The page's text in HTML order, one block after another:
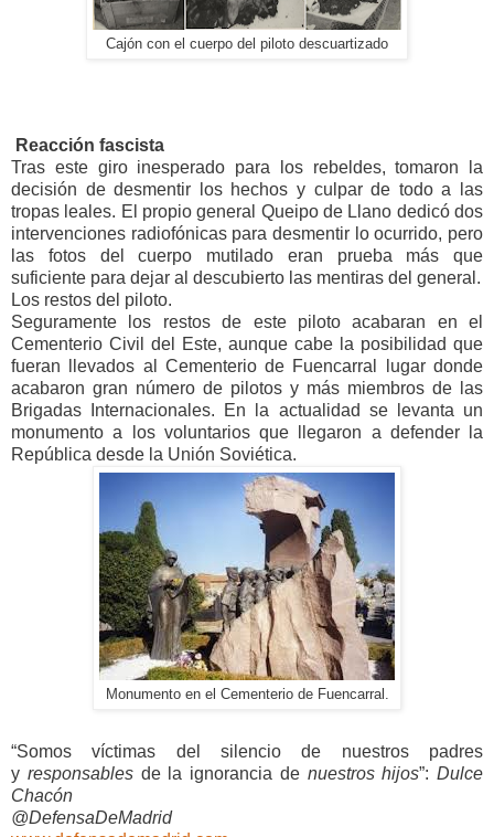
Cajón con el cuerpo del piloto descuartizado
Reacción fascista
Tras este giro inesperado para los rebeldes, tomaron la
decisión de desmentir los hechos y culpar de todo a las
tropas leales. El propio general Queipo de Llano dedicó dos
intervenciones radiofónicas para desmentir lo ocurrido, pero
las fotos del cuerpo mutilado eran prueba más que
suficiente para dejar al descubierto las mentiras del general.
Los restos del piloto.
Seguramente los restos de este piloto acabaran en el
Cementerio Civil del Este, aunque cabe la posibilidad que
fueran llevados al Cementerio de Fuencarral lugar donde
acabaron gran número de pilotos y más miembros de las
Brigadas Internacionales. En la actualidad se levanta un
monumento a los voluntarios que llegaron a defender la
República desde la Unión Soviética.
Monumento en el Cementerio de Fuencarral.
“Somos víctimas del silencio de nuestros padres
y responsablesde la ignorancia de nuestros hijos”: Dulce
Chacón
@DefensaDeMadrid